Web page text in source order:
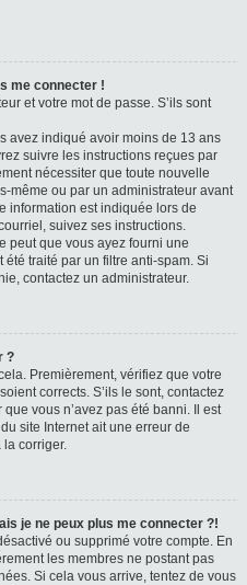
me connecter !
et votre mot de passe. S’ils sont
avez indiqué avoir moins de 13 ans
suivre les instructions reçues par
nécessiter que toute nouvelle
même ou par un administrateur avant
information est indiquée lors de
suivez ses instructions.
peut que vous ayez fourni une
traité par un filtre anti-spam. Si
contactez un administrateur.
?
Premièrement, vérifiez que votre
corrects. S’ils le sont, contactez
vous n’avez pas été banni. Il est
site Internet ait une erreur de
la corriger.
je ne peux plus me connecter ?!
ou supprimé votre compte. En
les membres ne postant pas
Si cela vous arrive, tentez de vous